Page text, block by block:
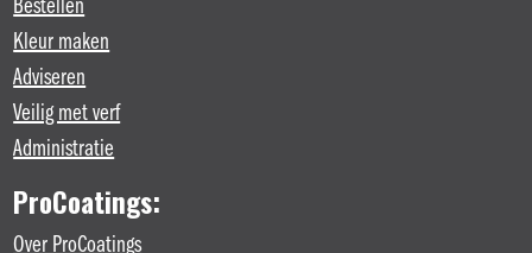
Bestellen
Kleur maken
Adviseren
Veilig met verf
Administratie
ProCoatings:
Over ProCoatings